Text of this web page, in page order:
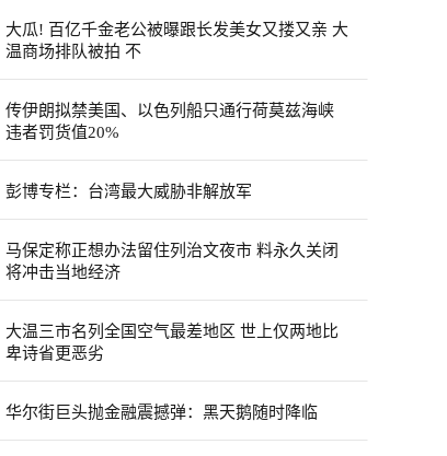
大瓜! 百亿千金老公被曝跟长发美女又搂又亲 大
温商场排队被拍 不
然把香港豪门圈炸开了锅。8月6日，有网友
在社...
传伊朗拟禁美国、以色列船只通行荷莫兹海峡
违者罚货值20%
半官方媒体法斯通讯社（Fars）引述一名议
彭博专栏：台湾最大威胁非解放军
台湾民众更该担心中共的认知作战。（美联
社）...
马保定称正想办法留住列治文夜市 料永久关闭
将冲击当地经济
脚点？列治文市官员们希望如此，他们担心
大温三市名列全国空气最差地区 世上仅两地比
卑诗省更恶劣
空气质素最恶劣地区之列。目前世上只有巴
华尔街巨头抛金融震撼弹：黑天鹅随时降临